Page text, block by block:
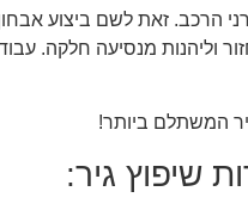
הרכב. זאת לשם ביצוע
וליהנות מנסיעה חלקה.
המשתלם ביותר!
שיפוץ גיר: